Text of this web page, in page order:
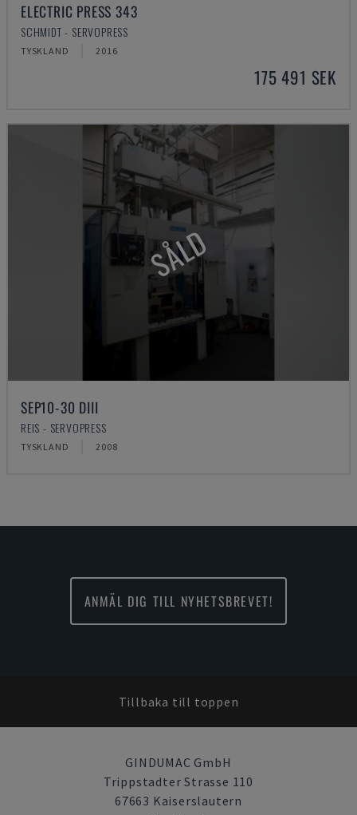
ELECTRIC PRESS 343
SCHMIDT - SERVOPRESS
TYSKLAND 2016
175 491 SEK
SÅLD
SEP10-30 DIII
REIS - SERVOPRESS
TYSKLAND 2008
ANMÄL DIG TILL NYHETSBREVET!
Tillbaka till toppen
GINDUMAC GmbH
Trippstadter Strasse 110
67663 Kaiserslautern